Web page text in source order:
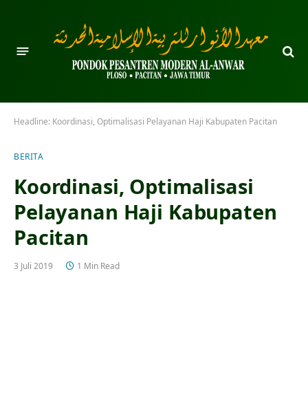
Headline: Koordinasi, Optimalisasi Pelayanan Haji Kabupaten Pacitan
BERITA
Koordinasi, Optimalisasi
Pelayanan Haji Kabupaten
Pacitan
3 Juli 2019 1 Min Read